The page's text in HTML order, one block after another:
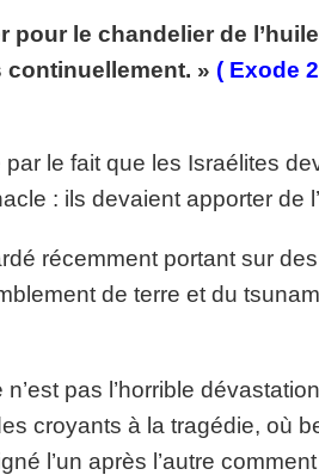
pour le chandelier de
continuellement. » ( Exode
par le fait que les Israélites
: ils devaient apporter de
récemment portant sur
de terre et du
pas l’horrible
croyants à la tragédie, où
l’un après l’autre